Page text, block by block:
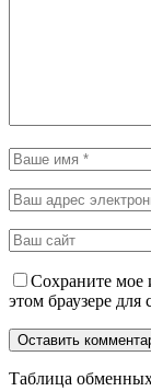
Сохраните мое
этом браузере
Таблица